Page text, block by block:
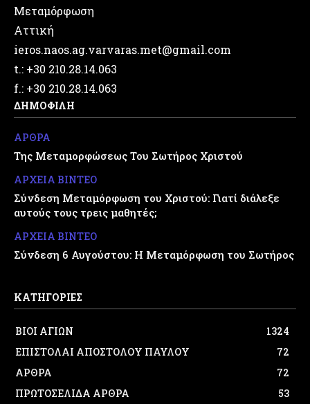
Μεταμόρφωση
Αττική
ieros.naos.ag.varvaras.met@gmail.com
t.: +30 210.28.14.063
f.: +30 210.28.14.063
ΔΗΜΟΦΙΛΗ
ΑΡΘΡΑ
Της Μεταμορφώσεως Του Σωτήρος Χριστού
ΑΡΧΕΙΑ ΒΙΝΤΕΟ
Σύνδεση Μεταμόρφωση του Χριστού: Γιατί διάλεξε
αυτούς τους τρεις μαθητές;
ΑΡΧΕΙΑ ΒΙΝΤΕΟ
Σύνδεση 6 Αυγούστου: Η Μεταμόρφωση του Σωτήρος
ΚΑΤΗΓΟΡΙΕΣ
ΒΙΟΙ ΑΓΙΩΝ
1324
ΕΠΙΣΤΟΛΑΙ ΑΠΟΣΤΟΛΟΥ ΠΑΥΛΟΥ
72
ΑΡΘΡΑ
72
ΠΡΩΤΟΣΕΛΙΔΑ ΑΡΘΡΑ
53